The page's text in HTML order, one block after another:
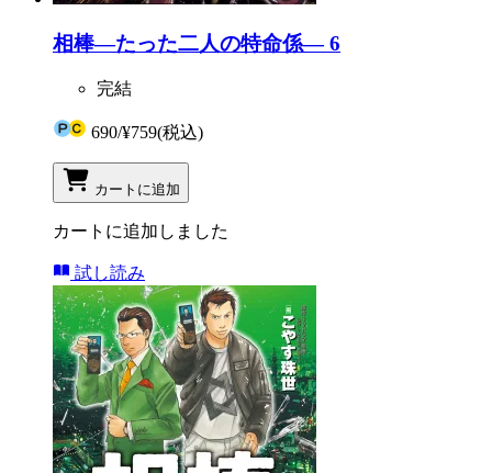
相棒―たった二人の特命係― 6
完結
690/¥759(税込)
カートに追加
カートに追加しました
試し読み